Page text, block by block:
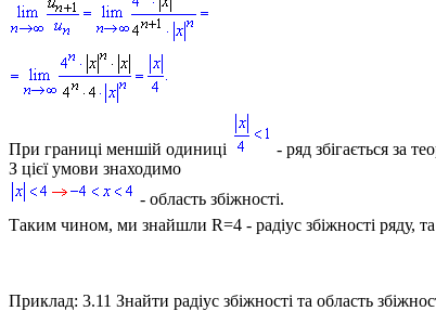
При границі меншій одиниці
- ряд збігається за
З цієї умови знаходимо
- область збіжності.
Таким чином, ми знайшли R=4 - радіус збіжності ряду,
Приклад: 3.11 Знайти радіус збіжності та область